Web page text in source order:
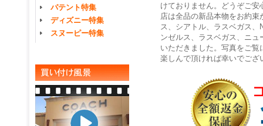
パテント特集
ディズニー特集
スヌーピー特集
けておりません。どうぞご
店は全品の新品本物をお約
ス、シアトル、ラスベガス
ンゼルス、ラスベガス、ニ
いただきました。写真をご
楽しんで頂ければ幸いでござ